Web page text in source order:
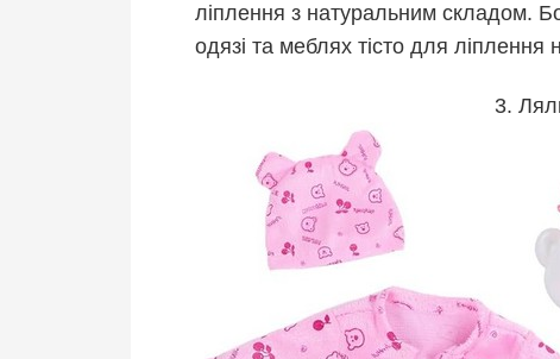
ліплення з натуральним складом.
одязі та меблях тісто для ліплення
3.